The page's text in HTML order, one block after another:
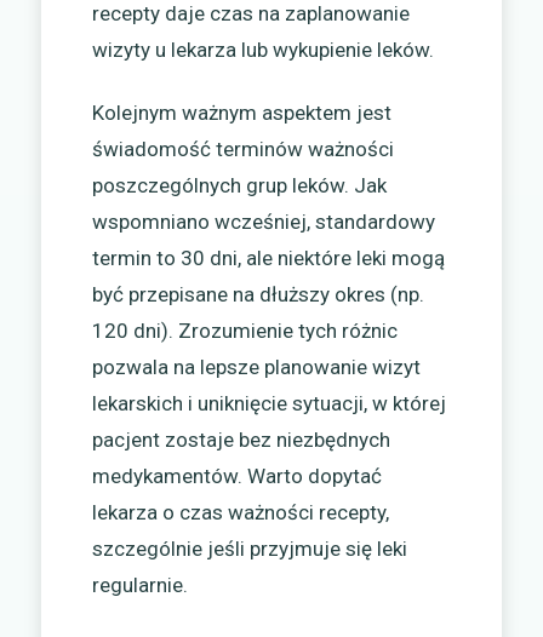
recepty daje czas na zaplanowanie
wizyty u lekarza lub wykupienie leków.
Kolejnym ważnym aspektem jest
świadomość terminów ważności
poszczególnych grup leków. Jak
wspomniano wcześniej, standardowy
termin to 30 dni, ale niektóre leki mogą
być przepisane na dłuższy okres (np.
120 dni). Zrozumienie tych różnic
pozwala na lepsze planowanie wizyt
lekarskich i uniknięcie sytuacji, w której
pacjent zostaje bez niezbędnych
medykamentów. Warto dopytać
lekarza o czas ważności recepty,
szczególnie jeśli przyjmuje się leki
regularnie.